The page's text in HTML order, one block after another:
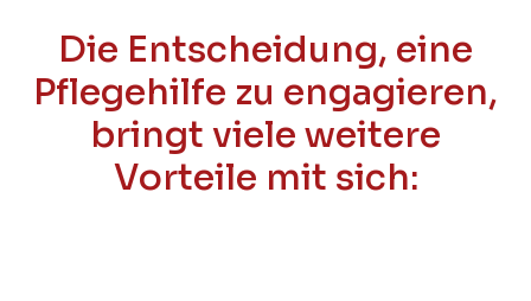
Die Entscheidung, eine
Pflegehilfe zu engagieren,
bringt viele weitere
Vorteile mit sich: